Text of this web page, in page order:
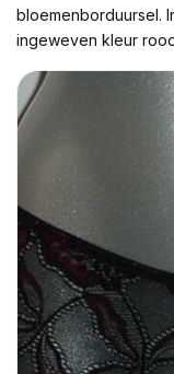
bloemenborduursel.
ingeweven kleur